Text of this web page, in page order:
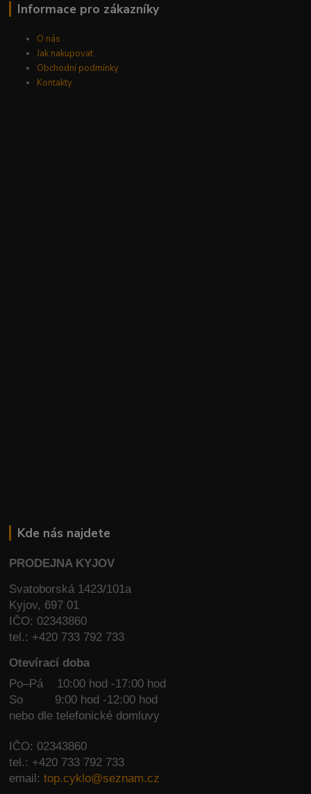
Informace pro zákazníky
O nás
Jak nakupovat
Obchodní podmínky
Kontakty
Kde nás najdete
PRODEJNA KYJOV
Svatoborská 1423/101a
Kyjov, 697 01
IČO: 02343860
tel.: +420 733 792 733
Otevírací doba
Po–Pá 10:00 hod -17:00 hod
So
9:00 hod -12:00 hod
nebo dle telefonické domluvy
IČO: 02343860
tel.: +420 733 792 733
email:top.cyklo@seznam.cz